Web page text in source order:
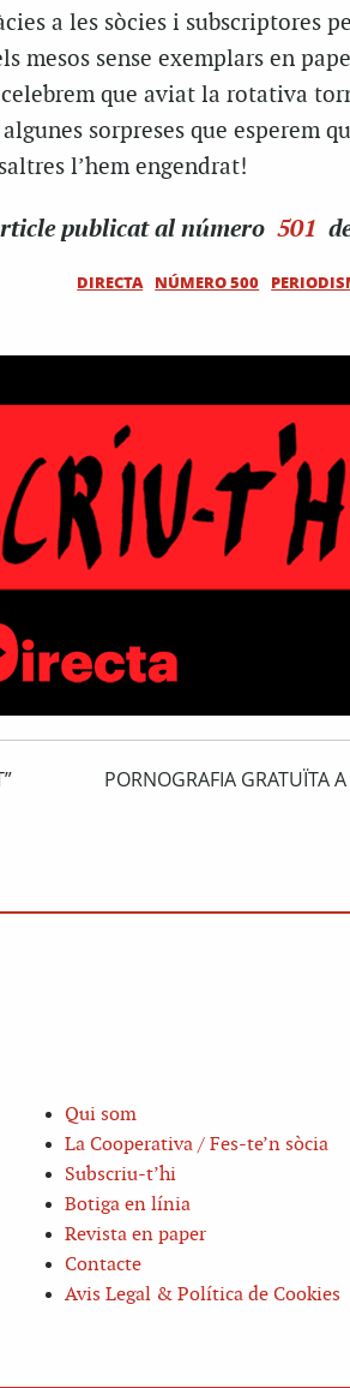
a les sòcies i subscriptores
mesos sense exemplars en
que aviat la rotativa
sorpreses que esperem
l’hem engendrat!
publicat al número 501
DIRECTA NÚMERO 500
PORNOGRAFIA GRATUÏTA
Qui som
La Cooperativa / Fes-te’n sòcia
Subscriu-t’hi
Botiga en línia
Revista en paper
Contacte
Avis Legal & Política de Cookies